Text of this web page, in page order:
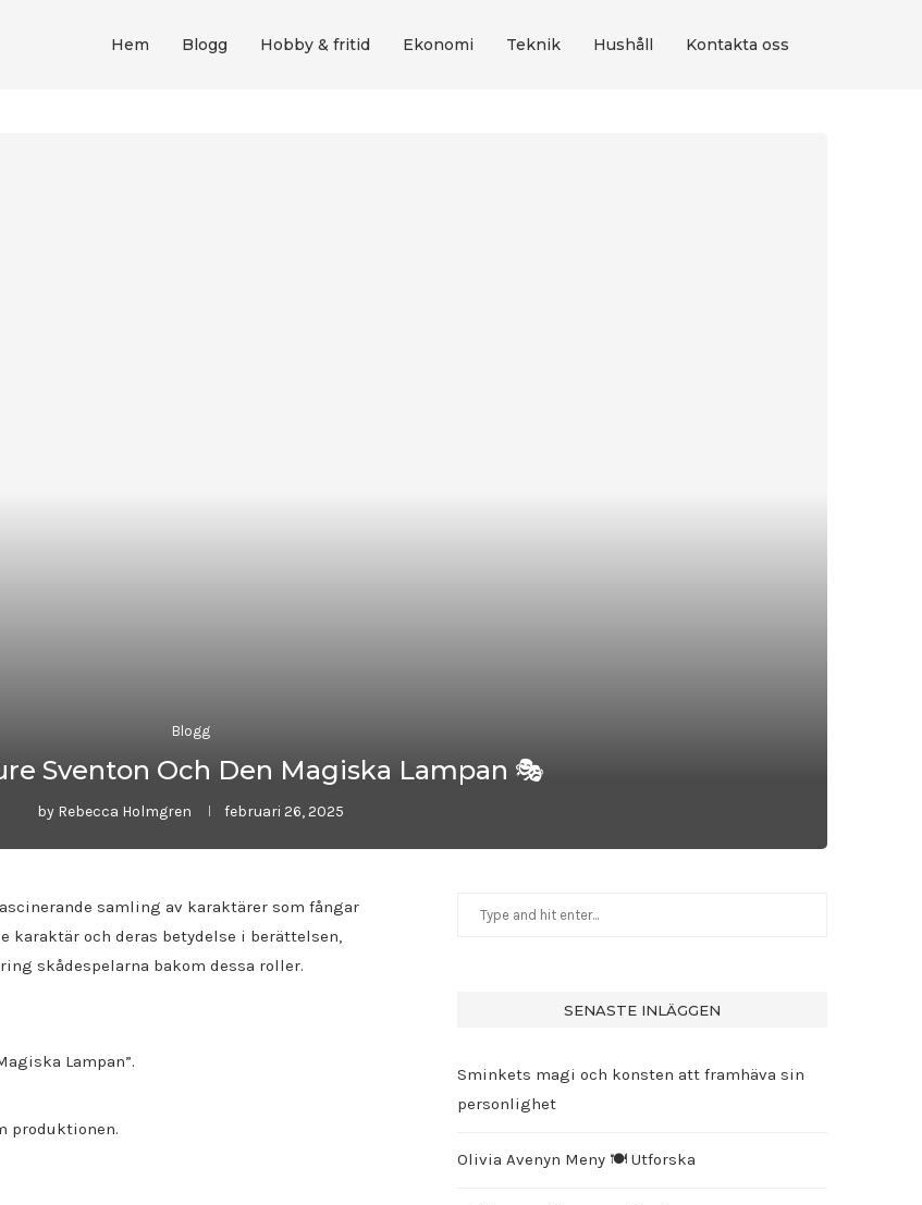
Hem Blogg Hobby & fritid Ekonomi Teknik Hushåll Kontakta oss
Blogg
Sventon Och Den Magiska Lampan 🎭
by Rebecca Holmgren februari 26, 2025
samling av karaktärer som fångar
karaktär och deras betydelse i berättelsen,
skådespelarna bakom dessa roller.
Lampan”.
produktionen.
SENASTE INLÄGGEN
Sminkets magi och konsten att framhäva sin
personlighet
Olivia Avenyn Meny 🍽️ Utforska